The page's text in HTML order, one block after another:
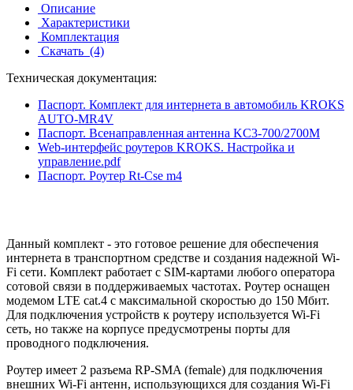
Описание
Характеристики
Комплектация
Скачать (4)
Техническая документация:
Паспорт. Комплект для интернета в автомобиль KROKS
AUTO-MR4V
Паспорт. Всенаправленная антенна KC3-700/2700M
Web-интерфейс роутеров KROKS. Настройка и
управление.pdf
Паспорт. Роутер Rt-Cse m4
Данный комплект - это готовое решение для обеспечения
интернета в транспортном средстве и создания надежной Wi-
Fi сети. Комплект работает с SIM-картами любого оператора
сотовой связи в поддерживаемых частотах. Роутер оснащен
модемом LTE cat.4 с максимальной скоростью до 150 Мбит.
Для подключения устройств к роутеру используется Wi-Fi
сеть, но также на корпусе предусмотрены порты для
проводного подключения.
Роутер имеет 2 разъема RP-SMA (female) для подключения
внешних Wi-Fi антенн, использующихся для создания Wi-Fi